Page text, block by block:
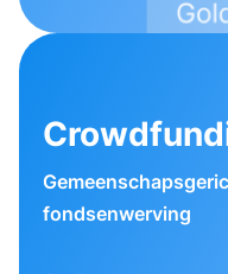
fondsenwerving